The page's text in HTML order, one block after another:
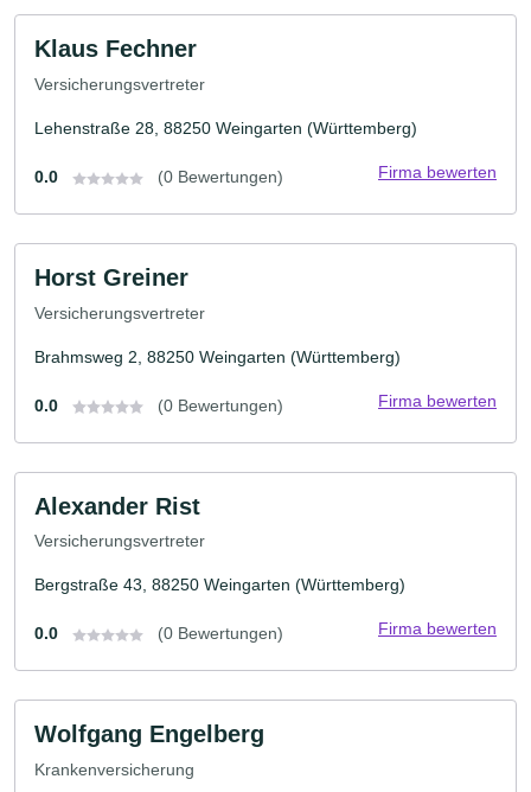
Klaus Fechner
Versicherungsvertreter
Lehenstraße 28, 88250 Weingarten (Württemberg)
0.0 (0 Bewertungen) Firma bewerten
Horst Greiner
Versicherungsvertreter
Brahmsweg 2, 88250 Weingarten (Württemberg)
0.0 (0 Bewertungen) Firma bewerten
Alexander Rist
Versicherungsvertreter
Bergstraße 43, 88250 Weingarten (Württemberg)
0.0 (0 Bewertungen) Firma bewerten
Wolfgang Engelberg
Krankenversicherung